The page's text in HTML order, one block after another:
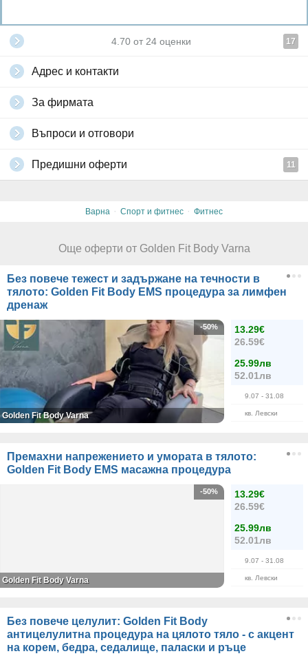
4.70 от 24 оценки 17
Адрес и контакти
За фирмата
Въпроси и отговори
Предишни оферти 11
Варна · Спорт и фитнес · Фитнес
Още оферти от Golden Fit Body Varna
Без повече тежест и задържане на течности в
тялото: Golden Fit Body EMS процедура за лимфен
дренаж
13.29€
26.59€
25.99лв
52.01лв
9.07 - 31.08
кв. Левски
-50%
Golden Fit Body Varna
Премахни напрежението и умората в тялото:
Golden Fit Body EMS масажна процедура
13.29€
26.59€
25.99лв
52.01лв
9.07 - 31.08
кв. Левски
-50%
Golden Fit Body Varna
Без повече целулит: Golden Fit Body
антицелулитна процедура на цялото тяло - с акцент
на корем, бедра, седалище, паласки и ръце